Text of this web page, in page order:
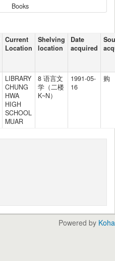
Books
Current
Location
Shelving
location
Date
acquired
LIBRARY
CHUNG
HWA
HIGH
SCHOOL
MUAR
8 语言文
学（二楼
K~N）
1991-05-
16
购
Powered by Koha